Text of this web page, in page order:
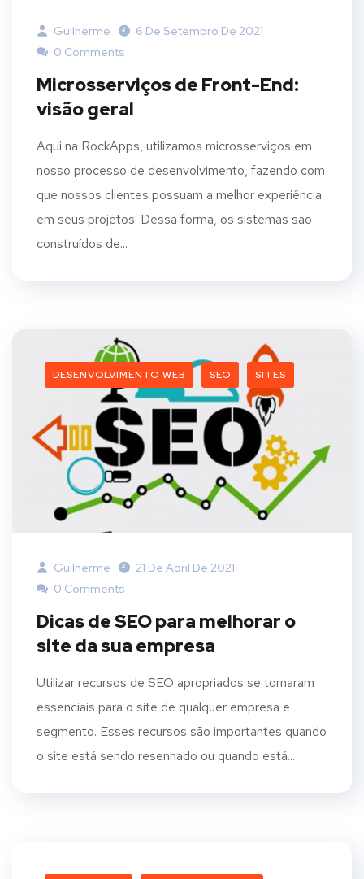
Guilherme
6 De Setembro De 2021
0 Comments
Microsserviços de Front-End:
visão geral
Aqui na RockApps, utilizamos microsserviços em
nosso processo de desenvolvimento, fazendo com
que nossos clientes possuam a melhor experiência
em seus projetos. Dessa forma, os sistemas são
construídos de...
DESENVOLVIMENTO WEB SEO SITES
Guilherme
21 De Abril De 2021
0 Comments
Dicas de SEO para melhorar o
site da sua empresa
Utilizar recursos de SEO apropriados se tornaram
essenciais para o site de qualquer empresa e
segmento. Esses recursos são importantes quando
o site está sendo resenhado ou quando está...